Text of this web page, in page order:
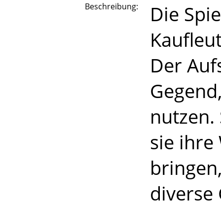
Beschreibung:
Die
Der
sie ihre
diverse